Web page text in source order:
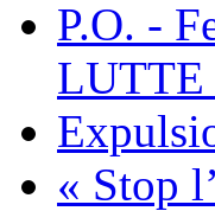
P.O. -
LUTTE
« Stop